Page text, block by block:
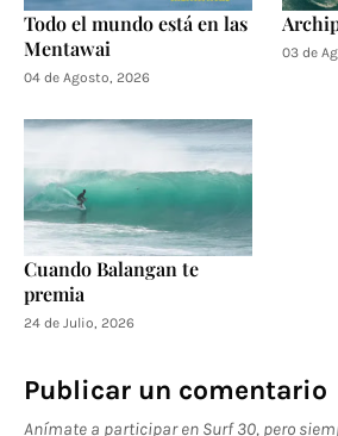
Todo el mundo está en las
Mentawai
04 de Agosto, 2026
03 de
Cuando Balangan te
premia
24 de Julio, 2026
Publicar un comentario
Anímate a participar en Surf 30, pero